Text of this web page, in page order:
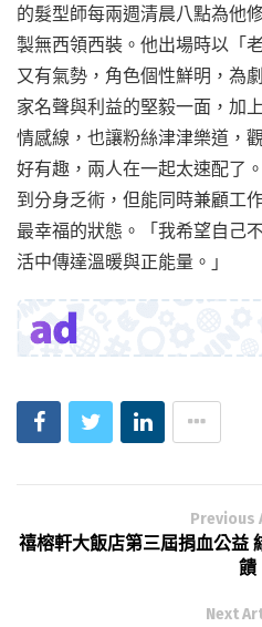
的髮型師每兩週清晨八點為他
製無西領西裝。他出場時以「
又有氣勢，角色個性鮮明，為
家名聲與利益的堅毅一面，加
情感線，也讓粉絲津津樂道，
好有趣，兩人在一起太速配了
到分身乏術，但能同時兼顧工
最幸福的狀態。「我希望自己
活中傳達溫暖與正能量。」
Previous
禧榕軒大飯店第三屆捐血公益
饋
Next